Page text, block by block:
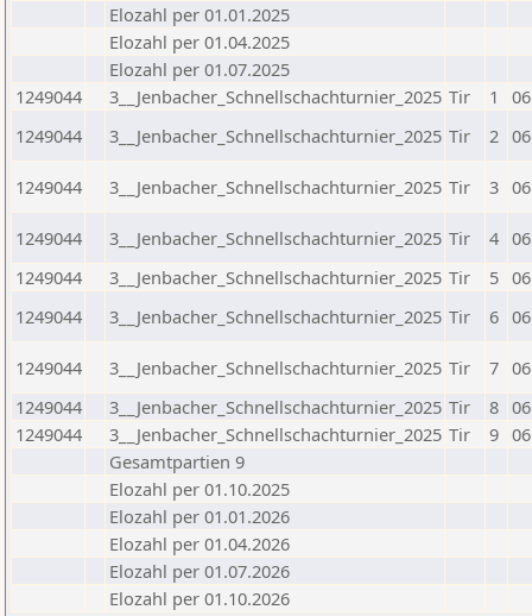
Elozahl per 01.01.2025
Elozahl per 01.04.2025
Elozahl per 01.07.2025
1249044
3__Jenbacher_Schnellschachturnier_2025 Tir 1
1249044
3__Jenbacher_Schnellschachturnier_2025 Tir 2
1249044 3__Jenbacher_Schnellschachturnier_2025 Tir 3
1249044 3__Jenbacher_Schnellschachturnier_2025 Tir 4
1249044
3__Jenbacher_Schnellschachturnier_2025 Tir 5
1249044
3__Jenbacher_Schnellschachturnier_2025 Tir 6
1249044 3__Jenbacher_Schnellschachturnier_2025 Tir 7
1249044
3__Jenbacher_Schnellschachturnier_2025 Tir 8
1249044
3__Jenbacher_Schnellschachturnier_2025 Tir 9
Gesamtpartien 9
Elozahl per 01.10.2025
Elozahl per 01.01.2026
Elozahl per 01.04.2026
Elozahl per 01.07.2026
Elozahl per 01.10.2026